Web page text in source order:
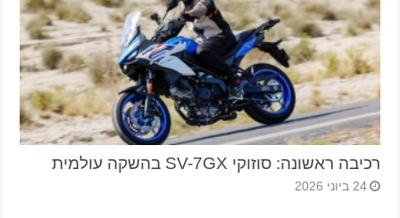
רכיבה ראשונה: סוזוקי SV-7GX בהשקה עולמית
24 ביוני 2026